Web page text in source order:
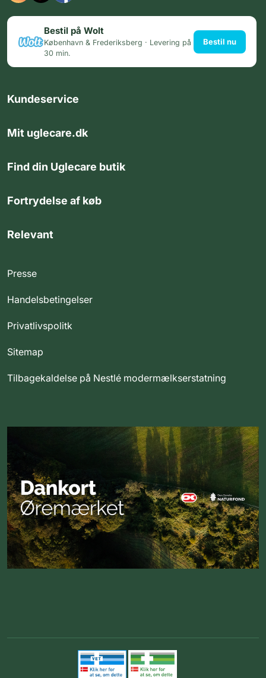
Bestil på Wolt
København & Frederiksberg · Levering på
30 min.
Bestil nu
Kundeservice
Mit uglecare.dk
Find din Uglecare butik
Fortrydelse af køb
Relevant
Presse
Handelsbetingelser
Privatlivspolitk
Sitemap
Tilbagekaldelse på Nestlé modermælkserstatning